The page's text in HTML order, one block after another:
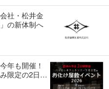
社・松井金
の新体制へ
年も開催！
限定の2日間
屋～